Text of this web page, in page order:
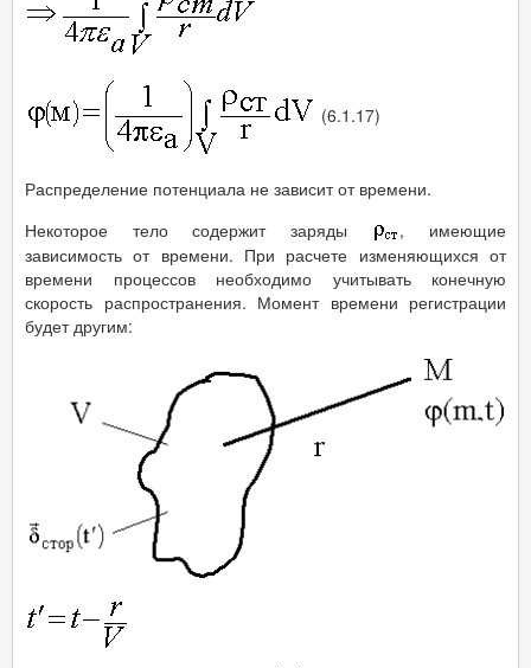
(6.1.17)
Распределение потенциала не зависит от времени.
Некоторое тело содержит заряды
, имеющие
зависимость от времени. При расчете изменяющихся от
времени процессов необходимо учитывать конечную
скорость распространения. Момент времени регистрации
будет другим: